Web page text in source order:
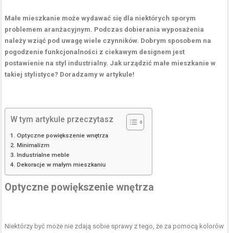
Małe mieszkanie może wydawać się dla niektórych sporym
problemem aranżacyjnym. Podczas dobierania wyposażenia
należy wziąć pod uwagę wiele czynników. Dobrym sposobem na
pogodzenie funkcjonalności z ciekawym designem jest
postawienie na styl industrialny. Jak urządzić małe mieszkanie w
takiej stylistyce? Doradzamy w artykule!
W tym artykule przeczytasz
Optyczne powiększenie wnętrza
Minimalizm
Industrialne meble
Dekoracje w małym mieszkaniu
Optyczne powiększenie wnętrza
Niektórzy być może nie zdają sobie sprawy z tego, że za pomocą kolorów